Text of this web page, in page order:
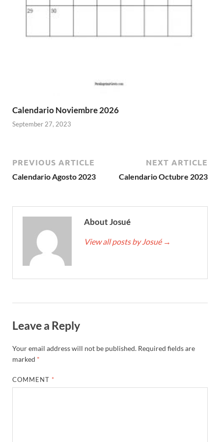
Calendario Noviembre 2026
September 27, 2023
PREVIOUS ARTICLE
Calendario Agosto 2023
NEXT ARTICLE
Calendario Octubre 2023
About Josué
View all posts by Josué →
Leave a Reply
Your email address will not be published. Required fields are
marked *
COMMENT *